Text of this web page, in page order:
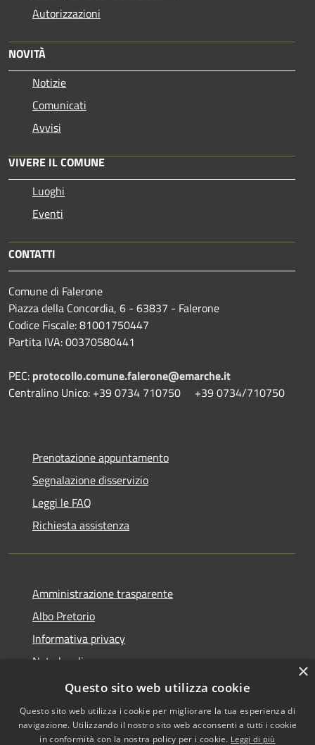
Autorizzazioni
NOVITÀ
Notizie
Comunicati
Avvisi
VIVERE IL COMUNE
Luoghi
Eventi
CONTATTI
Comune di Falerone
Piazza della Concordia, 6 - 63837 - Falerone
Codice Fiscale: 81001750447
Partita IVA: 00370580441
PEC: protocollo.comune.falerone@emarche.it
Centralino Unico: +39 0734 710750 +39 0734/710750
Prenotazione appuntamento
Segnalazione disservizio
Leggi le FAQ
Richiesta assistenza
Amministrazione trasparente
Albo Pretorio
Informativa privacy
Note legali
Dichiarazione di accessibilità
×
Questo sito web utilizza cookie
Questo sito web utilizza i cookie per migliorare la tua esperienza di
navigazione. Utilizzando il nostro sito web acconsenti a tutti i cookie
in conformità con la nostra policy per i cookie. Leggi di più